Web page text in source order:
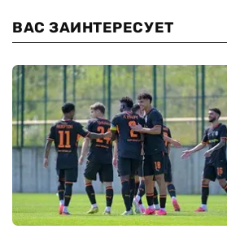
ВАС ЗАИНТЕРЕСУЕТ